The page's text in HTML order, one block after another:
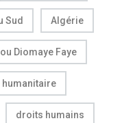
Sud Algérie
Diomaye Faye
droits humains